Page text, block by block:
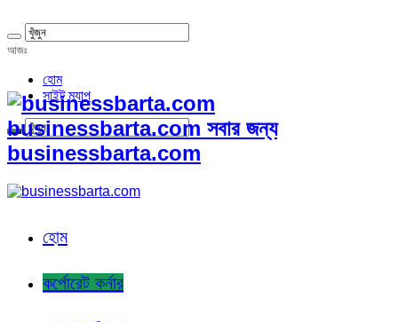
আজঃ
হোম
সাইট ম্যাপ
businessbarta.com সবার জন্য
businessbarta.com
হোম
কর্পোরেট কর্নার